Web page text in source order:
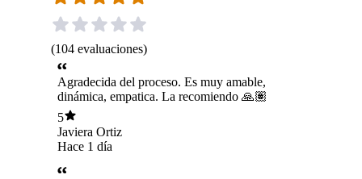
(104 evaluaciones)
Agradecida del proceso. Es muy amable,
dinámica, empatica. La recomiendo 🙏🏽
5
Javiera Ortiz
Hace 1 día